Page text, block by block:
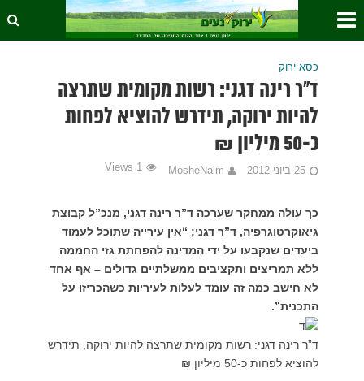
כסא ירוק
ד”ר רינה דגני: רשות מקומית שתרצה
להיות ירוקה, תידרש להוציא לפחות
כ-50 מיליון ₪
25 ביוני 2012 MosheNaim
1 Views
כך עולה ממחקר שערכה ד”ר רינה דגני, מנכ”ל קבוצת
גיאוקרטוגרפיה, ד”ר דגני; “אין עירייה שתוכל לעמוד
ביעדים שנקבעו על ידי המדינה להפחתת גזי החממה
ללא תמריצים ותקציבים ממשלתיים גדולים – אף אחד
לא חישב כמה זה עומד לעלות לעיריות כשהכריזו על
התכנית”.
ד”ר רינה דגני: רשות מקומית שתרצה להיות ירוקה, תידרש
להוציא לפחות כ-50 מיליון ₪